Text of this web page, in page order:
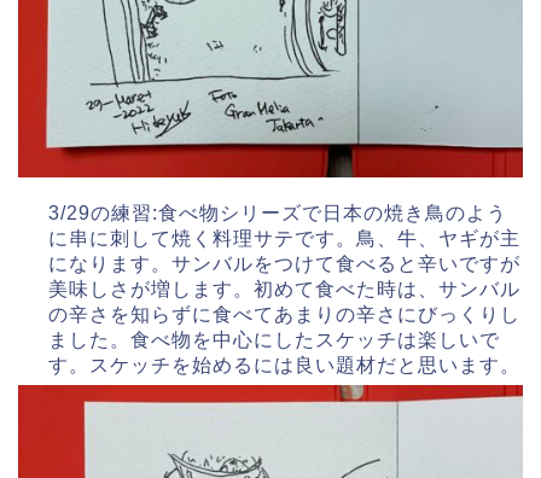
3/29の練習:食べ物シリーズで日本の焼き鳥のよう
に串に刺して焼く料理サテです。鳥、牛、ヤギが主
になります。サンバルをつけて食べると辛いですが
美味しさが増します。初めて食べた時は、サンバル
の辛さを知らずに食べてあまりの辛さにびっくりし
ました。食べ物を中心にしたスケッチは楽しいで
す。スケッチを始めるには良い題材だと思います。